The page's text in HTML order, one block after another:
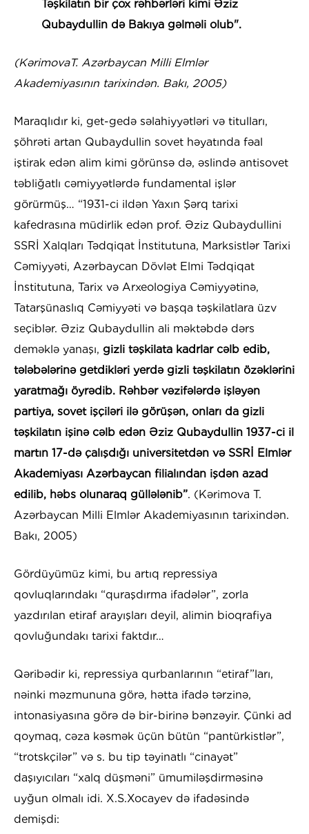
Təşkilatın bir çox rəhbərləri kimi Əziz
Qubaydullin də Bakıya gəlməli olub".
(KərimovaT. Azərbaycan Milli Elmlər
Akademiyasının tarixindən. Bakı, 2005)
Maraqlıdır ki, get-gedə səlahiyyətləri və titulları,
şöhrəti artan Qubaydullin sovet həyatında fəal
iştirak edən alim kimi görünsə də, əslində antisovet
təbliğatlı cəmiyyətlərdə fundamental işlər
görürmüş… “1931-ci ildən Yaxın Şərq tarixi
kafedrasına müdirlik edən prof. Əziz Qubaydullini
SSRİ Xalqları Tədqiqat İnstitutuna, Marksistlər Tarixi
Cəmiyyəti, Azərbaycan Dövlət Elmi Tədqiqat
İnstitutuna, Tarix və Arxeologiya Cəmiyyətinə,
Tatarşünaslıq Cəmiyyəti və başqa təşkilatlara üzv
seçiblər. Əziz Qubaydullin ali məktəbdə dərs
deməklə yanaşı, gizli təşkilata kadrlar cəlb edib,
tələbələrinə getdikləri yerdə gizli təşkilatın özəklərini
yaratmağı öyrədib. Rəhbər vəzifələrdə işləyən
partiya, sovet işçiləri ilə görüşən, onları da gizli
təşkilatın işinə cəlb edən Əziz Qubaydullin 1937-ci il
martın 17-də çalışdığı universitetdən və SSRİ Elmlər
Akademiyası Azərbaycan filialından işdən azad
edilib, həbs olunaraq güllələnib”. (Kərimova T.
Azərbaycan Milli Elmlər Akademiyasının tarixindən.
Bakı, 2005)
Gördüyümüz kimi, bu artıq repressiya
qovluqlarındakı “quraşdırma ifadələr”, zorla
yazdırılan etiraf arayışları deyil, alimin bioqrafiya
qovluğundakı tarixi faktdır…
Qəribədir ki, repressiya qurbanlarının “etiraf”ları,
nəinki məzmununa görə, hətta ifadə tərzinə,
intonasiyasına görə də bir-birinə bənzəyir. Çünki ad
qoymaq, cəza kəsmək üçün bütün “pantürkistlər”,
“trotskçilər” və s. bu tip təyinatlı “cinayət”
daşıyıcıları “xalq düşməni” ümumiləşdirməsinə
uyğun olmalı idi. X.S.Xocayev də ifadəsində
demişdi: